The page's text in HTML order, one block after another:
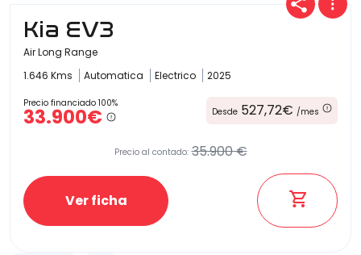
Kia EV3
Air Long Range
1.646 Kms
Automatica Electrico 2025
Precio financiado 100%
33.900€ Desde 527,72€ /mes
Precio al contado: 35.900 €
Ver ficha